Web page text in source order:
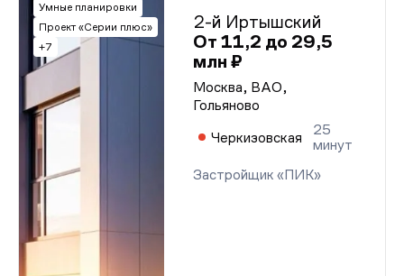
Умные планировки
Проект «Серии плюс»
+7
2-й Иртышский
От 11,2 до 29,5
млн ₽
Москва, ВАО,
Гольяново
Черкизовская
25
минут
Застройщик «ПИК»